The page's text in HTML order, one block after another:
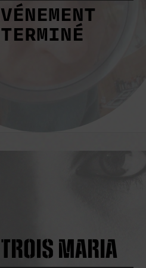
TERMINÉ
MARIA